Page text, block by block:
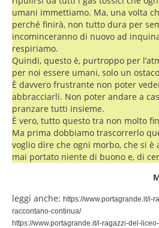
umani immettiamo. Ma, una volta
perché finirà, non tutto dura per
incominceranno di nuovo ad
respiriamo.
Quindi, questo è, purtroppo per
per noi essere umani, solo un
È davvero frustrante non poter
abbracciarli. Non poter andare a
pranzare tutti insieme.
È vero, tutto questo tra non molto
Ma prima dobbiamo trascorrerlo
voglio dire che ogni morbo, che si è
mai portato niente di buono e, di
leggi anche: https://www.portagrande.it/i-
raccontano-continua/
https://www.portagrande.it/i-ragazzi-del-